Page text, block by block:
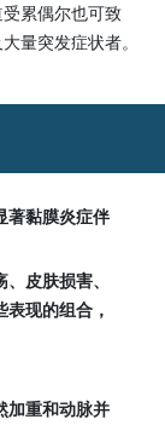
累偶尔也可致
量突发症状者。
著黏膜炎症伴
皮肤损害、
现的组合，
加重和动脉并